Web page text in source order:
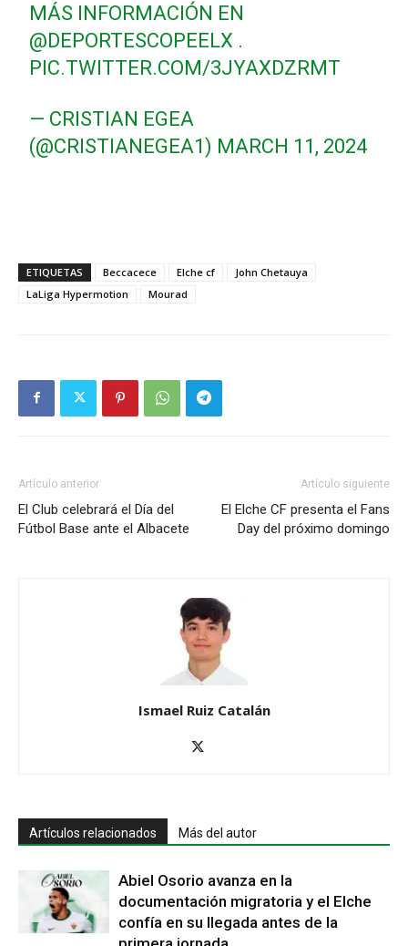
MÁS INFORMACIÓN EN
@DEPORTESCOPEELX .
PIC.TWITTER.COM/3JYAXDZRMT
— CRISTIAN EGEA
(@CRISTIANEGEA1) MARCH 11, 2024
ETIQUETAS Beccacece Elche cf
John Chetauya
LaLiga Hypermotion
Mourad
Artículo anterior
El Club celebrará el Día del
Fútbol Base ante el Albacete
Artículo siguiente
El Elche CF presenta el Fans
Day del próximo domingo
Ismael Ruiz Catalán
Artículos relacionados Más del autor
Abiel Osorio avanza en la
documentación migratoria y el Elche
confía en su llegada antes de la